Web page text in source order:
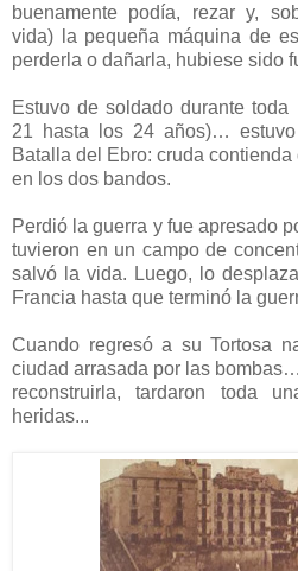
buenamente podía, rezar y,
vida) la pequeña máquina de
perderla o dañarla, hubiese sido
Estuvo de soldado durante
21 hasta los 24 años)…
Batalla del Ebro: cruda
en los dos bandos.
Perdió la guerra y fue apresado
tuvieron en un campo de
salvó la vida. Luego, lo
Francia hasta que terminó la
Cuando regresó a su Tortosa
ciudad arrasada por las
reconstruirla, tardaron toda
heridas...